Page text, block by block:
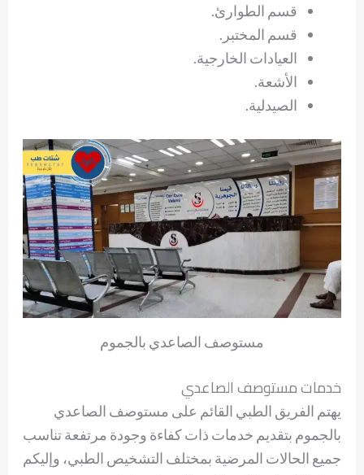
قسم الطوارئ.
قسم المختبر.
العيادات الخارجية.
الأشعة.
الصيدلية.
مستوصف الصاعدي بالجموم
خدمات مستوصف الصاعدي
يهتم الفريق الطبي القائم على مستوصف الصاعدي
بالجموم بتقديم خدمات ذات كفاءة وجودة مرتفعة تناسب
جميع الحالات المرضية بمختلف التشخيص الطبي، وإليكم